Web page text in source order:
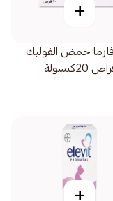
+
حمض الفوليك
+